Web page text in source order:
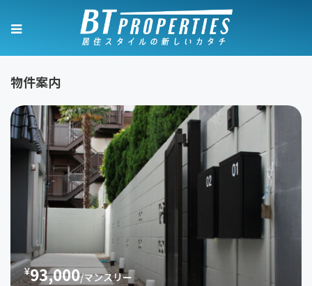
物件案内
¥93,000/マンスリー